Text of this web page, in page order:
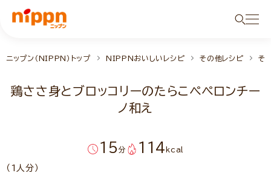
ニップン（NIPPN）トップ NIPPNおいしいレシピ その他レシピ そ
鶏ささ身とブロッコリーのたらこペペロンチー
ノ和え
15 分 114kcal
（1人分）